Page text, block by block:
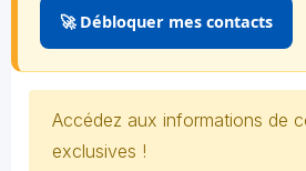
🚀 Débloquer mes contacts
Accédez aux informations de
exclusives !